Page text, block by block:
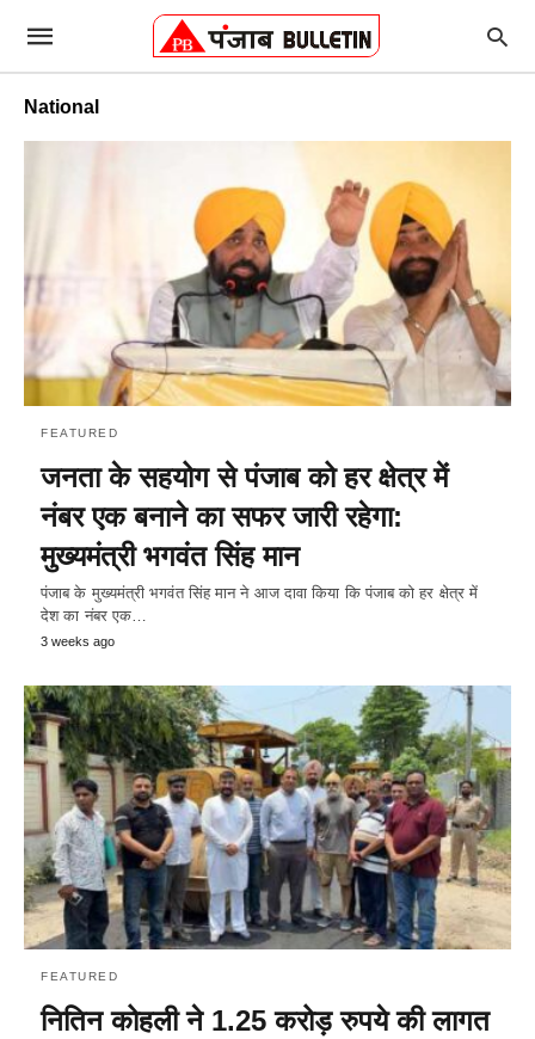
National
FEATURED
जनता के सहयोग से पंजाब को हर क्षेत्र में
नंबर एक बनाने का सफर जारी रहेगा:
मुख्यमंत्री भगवंत सिंह मान
पंजाब के मुख्यमंत्री भगवंत सिंह मान ने आज दावा किया कि पंजाब को हर क्षेत्र में
देश का नंबर एक…
3 weeks ago
FEATURED
नितिन कोहली ने 1.25 करोड़ रुपये की लागत